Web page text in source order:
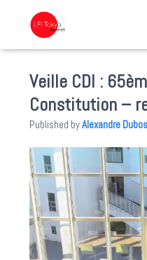
Veille CDI :
Constitution –
Published byAlexandre Dubos